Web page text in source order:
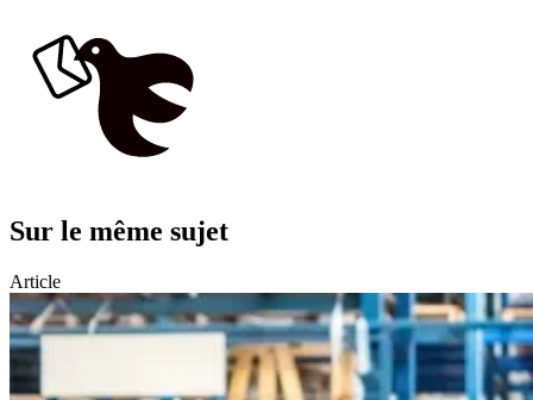
Sur le même sujet
Article